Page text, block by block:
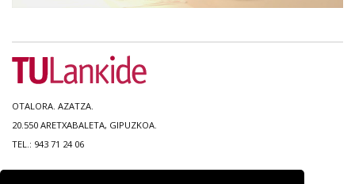
OTALORA. AZATZA.
20.550 ARETXABALETA, GIPUZKOA.
TEL.: 943 71 24 06